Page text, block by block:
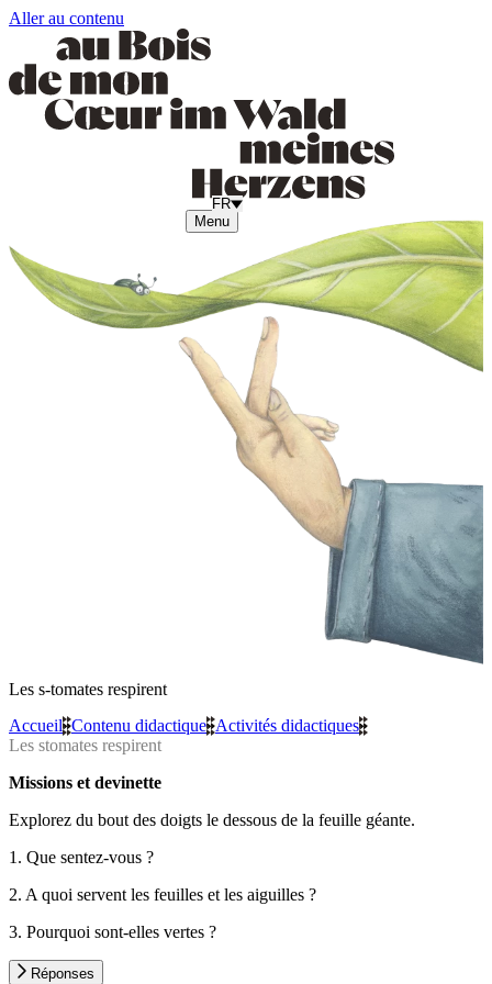
Aller au contenu
Menu
FR
Les s-tomates respirent
Accueil»Contenu didactique»Activités didactiques»
Les stomates respirent
Missions et devinette
Explorez du bout des doigts le dessous de la feuille géante.
1. Que sentez-vous ?
2. A quoi servent les feuilles et les aiguilles ?
3. Pourquoi sont-elles vertes ?
Réponses